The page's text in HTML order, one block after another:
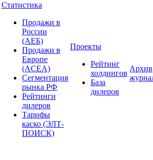
Статистика
Продажи в
России
(АЕБ)
Продажи в
Европе
(ACEA)
Сегментация
рынка РФ
Рейтинги
дилеров
Тарифы
каско (ЭЛТ-
ПОИСК)
Проекты
Рейтинг
холдингов
База
дилеров
Архив